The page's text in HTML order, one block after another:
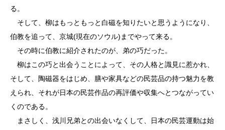
る。
そして、柳はもっともっと白磁を知りたいと思うようになり、
伯教を追って、京城(現在のソウル)までやって来る。
その時に伯教に紹介されたのが、弟の巧だった。
柳はこの巧と出会うことによって、その人格と識見に惹かれ、
そして、陶磁器をはじめ、膳や家具などの民芸品の持つ魅力を教
えられ、それが日本の民芸作品の再評価や収集へとつながってい
くのである。
まさしく、浅川兄弟との出会いなくして、日本の民芸運動は始